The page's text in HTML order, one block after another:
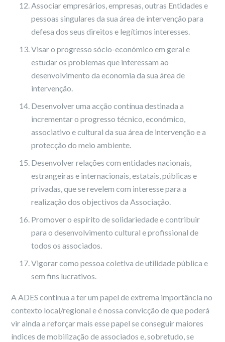
Associar empresários, empresas, outras Entidades e
pessoas singulares da sua área de intervenção para
defesa dos seus direitos e legítimos interesses.
Visar o progresso sócio-económico em geral e
estudar os problemas que interessam ao
desenvolvimento da economia da sua área de
intervenção.
Desenvolver uma acção contínua destinada a
incrementar o progresso técnico, económico,
associativo e cultural da sua área de intervenção e a
protecção do meio ambiente.
Desenvolver relações com entidades nacionais,
estrangeiras e internacionais, estatais, públicas e
privadas, que se revelem com interesse para a
realização dos objectivos da Associação.
Promover o espírito de solidariedade e contribuir
para o desenvolvimento cultural e profissional de
todos os associados.
Vigorar como pessoa coletiva de utilidade pública e
sem fins lucrativos.
A ADES continua a ter um papel de extrema importância no
contexto local/regional e é nossa convicção de que poderá
vir ainda a reforçar mais esse papel se conseguir maiores
índices de mobilização de associados e, sobretudo, se